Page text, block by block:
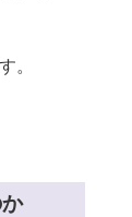
。
か